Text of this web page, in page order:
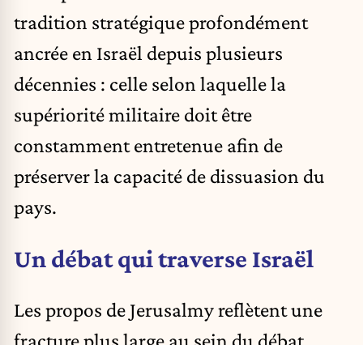
tradition stratégique profondément
ancrée en Israël depuis plusieurs
décennies : celle selon laquelle la
supériorité militaire doit être
constamment entretenue afin de
préserver la capacité de dissuasion du
pays.
Un débat qui traverse Israël
Les propos de Jerusalmy reflètent une
fracture plus large au sein du débat